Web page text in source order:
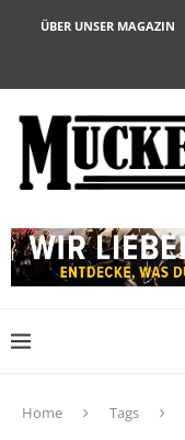
ÜBER UNSER MAGAZIN
Home Tags